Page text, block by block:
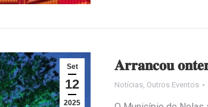
Set
12
2025
𝐀𝐫𝐫𝐚𝐧𝐜𝐨𝐮
Notícias, Outros Eventos